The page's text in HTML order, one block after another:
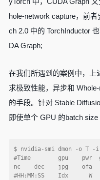
hole-network capture，前
ch 2.0 中的 TorchInductor
DA Graph;
在我们所遇到的案例中，上
求极致性能，异步和
的手段。针对 Stable
即使单个 GPU 的batch
$ nvidia-smi dmon -o T
#Time        gpu    pwr
nc    dec    jpg    ofa
#HH:MM:SS    Idx